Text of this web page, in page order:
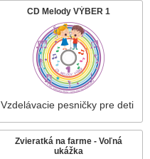
CD Melody VÝBER 1
Vzdelávacie pesničky pre deti
Zvieratká na farme - Voľná
ukážka